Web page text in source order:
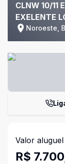
CLNW 10/11
EXELENTE
Noroeste,
Valor aluguel
R$